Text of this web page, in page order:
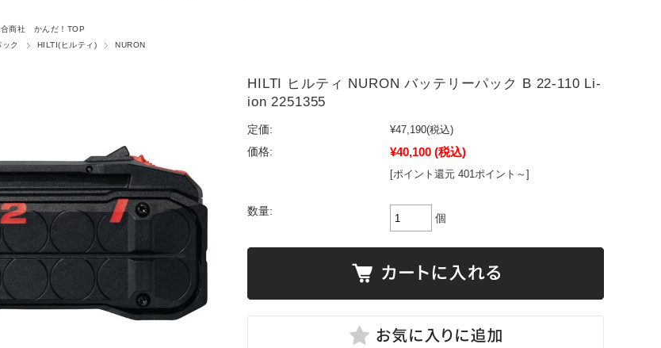
合商社 かんだ！TOP
ク HILTI(ヒルティ) NURON
HILTI ヒルティ NURON バッテリーパック B 22-110 Li-
ion 2251355
定価: ¥47,190(税込)
価格:
¥40,100 (税込)
[ポイント還元 401ポイント～]
数量:
個